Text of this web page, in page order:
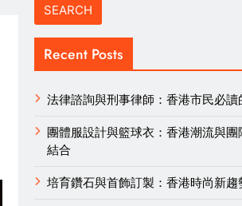
Recent Posts
法律諮詢與刑事律師：香港市民必
團體服設計與籃球衣：香港潮流與
結合
培育鑽石與首飾訂製：香港時尚新趨